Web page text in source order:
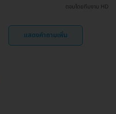
ตอบโดยทีมงาน HD
แสดงคำถามเพิ่ม